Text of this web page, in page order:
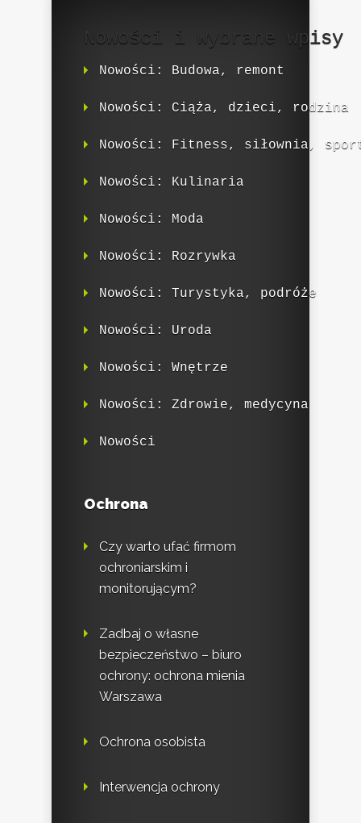
Nowości i wybrane wpisy
Nowości: Budowa, remont
Nowości: Ciąża, dzieci, rodzina
Nowości: Fitness, siłownia,
Nowości: Kulinaria
Nowości: Moda
Nowości: Rozrywka
Nowości: Turystyka, podróże
Nowości: Uroda
Nowości: Wnętrze
Nowości: Zdrowie, medycyna
Nowości
Ochrona
Czy warto ufać firmom
ochroniarskim i
monitorującym?
Zadbaj o własne
bezpieczeństwo – biuro
ochrony: ochrona mienia
Warszawa
Ochrona osobista
Interwencja ochrony